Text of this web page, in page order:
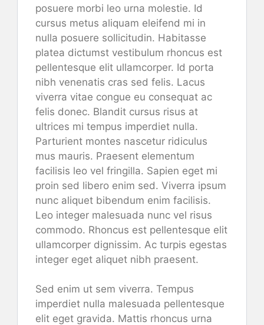
posuere morbi leo urna molestie. Id
cursus metus aliquam eleifend mi in
nulla posuere sollicitudin. Habitasse
platea dictumst vestibulum rhoncus est
pellentesque elit ullamcorper. Id porta
nibh venenatis cras sed felis. Lacus
viverra vitae congue eu consequat ac
felis donec. Blandit cursus risus at
ultrices mi tempus imperdiet nulla.
Parturient montes nascetur ridiculus
mus mauris. Praesent elementum
facilisis leo vel fringilla. Sapien eget mi
proin sed libero enim sed. Viverra ipsum
nunc aliquet bibendum enim facilisis.
Leo integer malesuada nunc vel risus
commodo. Rhoncus est pellentesque elit
ullamcorper dignissim. Ac turpis egestas
integer eget aliquet nibh praesent.
Sed enim ut sem viverra. Tempus
imperdiet nulla malesuada pellentesque
elit eget gravida. Mattis rhoncus urna